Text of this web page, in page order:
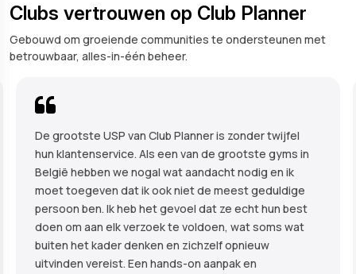
Clubs vertrouwen op Club Planner
Gebouwd om groeiende communities te ondersteunen met
betrouwbaar, alles-in-één beheer.
De grootste USP van Club Planner is zonder twijfel
hun klantenservice. Als een van de grootste gyms in
België hebben we nogal wat aandacht nodig en ik
moet toegeven dat ik ook niet de meest geduldige
persoon ben. Ik heb het gevoel dat ze echt hun best
doen om aan elk verzoek te voldoen, wat soms wat
buiten het kader denken en zichzelf opnieuw
uitvinden vereist. Een hands-on aanpak en